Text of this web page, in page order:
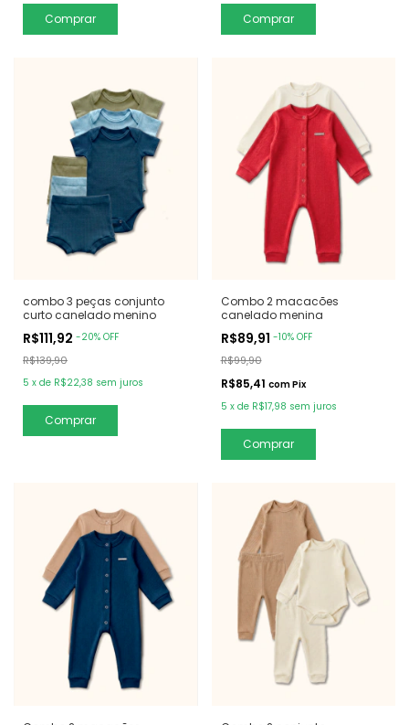
Comprar Comprar
combo 3 peças conjunto
curto canelado menino
R$111,92 -20% OFF
R$139,90
5 x de R$22,38 sem juros
Comprar
Combo 2 macacões
canelado menina
R$89,91 -10% OFF
R$99,90
R$85,41 comPix
5 x de R$17,98 sem juros
Comprar